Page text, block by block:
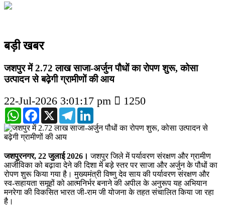
बड़ी खबर
जशपुर में 2.72 लाख साजा-अर्जुन पौधों का रोपण शुरू, कोसा
उत्पादन से बढ़ेगी ग्रामीणों की आय
22-Jul-2026 3:01:17 pm 1250
WhatsAppFacebook
X Telegram
जशपुरनगर, 22 जुलाई 2026। जशपुर जिले में पर्यावरण संरक्षण और ग्रामीण
आजीविका को बढ़ावा देने की दिशा में बड़े स्तर पर साजा और अर्जुन के पौधों का
रोपण शुरू किया गया है। मुख्यमंत्री विष्णु देव साय की पर्यावरण संरक्षण और
स्व-सहायता समूहों को आत्मनिर्भर बनाने की अपील के अनुरूप यह अभियान
मनरेगा की विकसित भारत जी-राम जी योजना के तहत संचालित किया जा रहा
है।